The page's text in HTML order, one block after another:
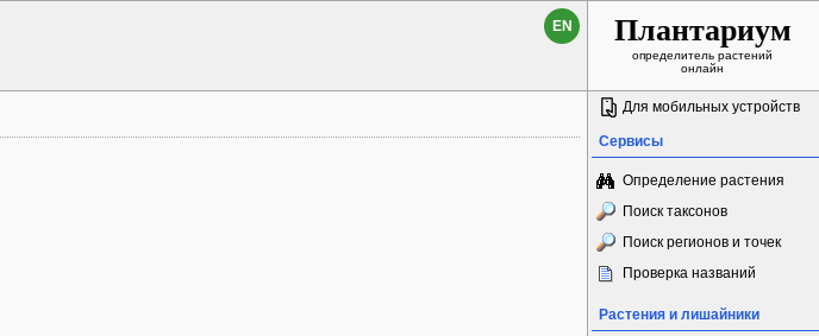
EN Плантариум
определитель растений
онлайн
Для мобильных устройств
Сервисы
Определение растения
Поиск таксонов
Поиск регионов и точек
Проверка названий
Растения и лишайники